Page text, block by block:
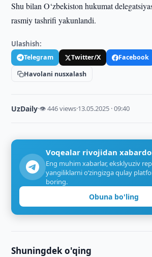
Shu bilan O‘zbekiston hukumat
rasmiy tashrifi yakunlandi.
Ulashish:
Telegram Twitter/X
Facebook
Havolani nusxalash
UzDaily·👁 446 views·13.05.2025 · 09:40
Voqealar rivojidan
Eng muhim xabarlar, eksklyuziv
yangiliklarni o‘zingizga qulay
boring.
Obuna bo'ling
Shuningdek o'qing